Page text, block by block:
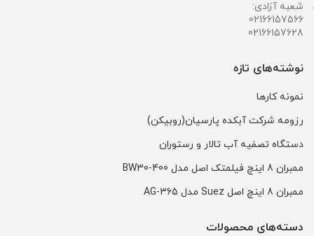
شعبه آزادی:
02166157566
02166157628
نوشته‌های تازه
نمونه کارها
رزومه شرکت آبکده پارسیان(روبیکن)
دستگاه تصفیه آب تالار و رستوران
ممبران 8 اینچ فیلمتک اصل مدل BW30-400
ممبران 8 اینچ اصل Suez مدل AG-365
دسته‌های محصولات